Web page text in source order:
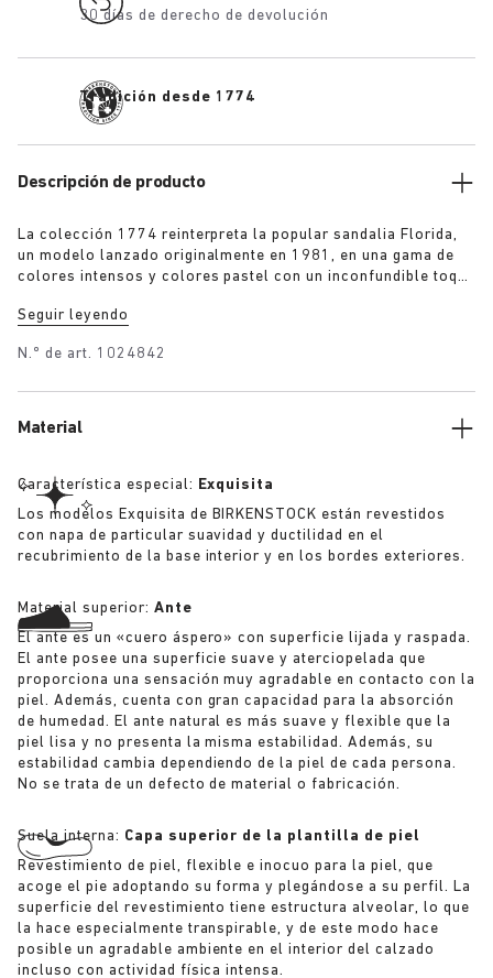
30 días de derecho de devolución
Tradición desde 1774
Descripción de producto
La colección 1774 reinterpreta la popular sandalia Florida,
un modelo lanzado originalmente en 1981, en una gama de
colores intensos y colores pastel con un inconfundible toque
materiales de primera calidad procedentes de Europa y
para un ajuste perfecto.
Seguir leyendo
N.º de art. 1024842
Material
Característica especial: Exquisita
Los modelos Exquisita de BIRKENSTOCK están revestidos
con napa de particular suavidad y ductilidad en el
recubrimiento de la base interior y en los bordes exteriores.
Material superior: Ante
El ante es un «cuero áspero» con superficie lijada y raspada.
El ante posee una superficie suave y aterciopelada que
proporciona una sensación muy agradable en contacto con la
piel. Además, cuenta con gran capacidad para la absorción
de humedad. El ante natural es más suave y flexible que la
piel lisa y no presenta la misma estabilidad. Además, su
estabilidad cambia dependiendo de la piel de cada persona.
No se trata de un defecto de material o fabricación.
Suela interna: Capa superior de la plantilla de piel
Revestimiento de piel, flexible e inocuo para la piel, que
acoge el pie adoptando su forma y plegándose a su perfil. La
superficie del revestimiento tiene estructura alveolar, lo que
la hace especialmente transpirable, y de este modo hace
posible un agradable ambiente en el interior del calzado
incluso con actividad física intensa.